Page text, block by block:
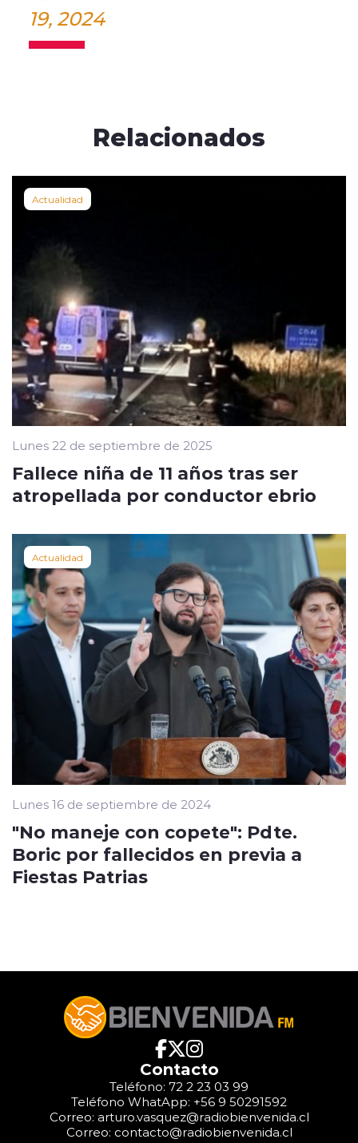
19, 2024
Relacionados
Actualidad
Lunes 22 de septiembre de 2025
Fallece niña de 11 años tras ser
atropellada por conductor ebrio
Actualidad
Lunes 16 de septiembre de 2024
"No maneje con copete": Pdte.
Boric por fallecidos en previa a
Fiestas Patrias
Contacto
Teléfono: 72 2 23 03 99
Teléfono WhatApp: +56 9 50291592
Correo: arturo.vasquez@radiobienvenida.cl
Correo: contacto@radiobienvenida.cl